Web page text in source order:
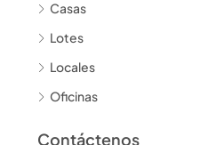
Casas
Lotes
Locales
Oficinas
Contáctenos